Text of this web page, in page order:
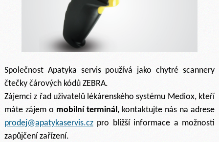
Společnost Apatyka servis používá jako chytré scannery
čtečky čárových kódů ZEBRA.
Zájemci z řad uživatelů lékárenského systému Mediox, kteří
máte zájem o mobilní terminál, kontaktujte nás na adrese
prodej@apatykaservis.czpro bližší informace a možnosti
zapůjčení zařízení.